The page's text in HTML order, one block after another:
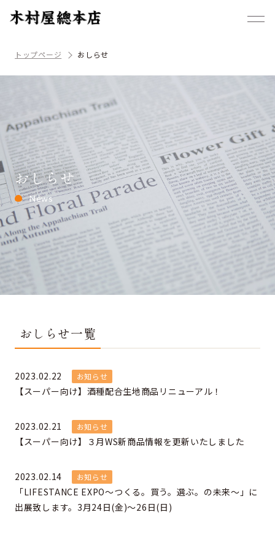
トップページ おしらせ
おしらせ
News
おしらせ一覧
2023.02.22 お知らせ
【スーパー向け】酒種配合生地商品リニューアル！
2023.02.21 お知らせ
【スーパー向け】３月WS新商品情報を更新いたしました
2023.02.14 お知らせ
「LIFESTANCE EXPO～つくる。買う。選ぶ。の未来～」に
出展致します。3月24日(金)～26日(日)